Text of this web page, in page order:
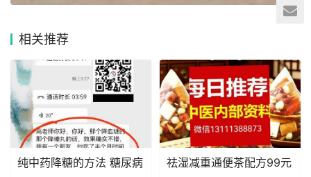
相关推荐
纯中药降糖的方法 糖尿病 祛湿减重通便茶配方99元